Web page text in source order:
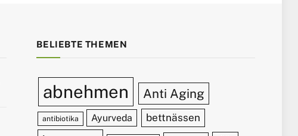
BELIEBTE THEMEN
abnehmen Anti Aging
antibiotika Ayurveda bettnässen